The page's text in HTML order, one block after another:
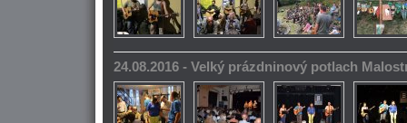
24.08.2016 - Velký prázdninový potlach